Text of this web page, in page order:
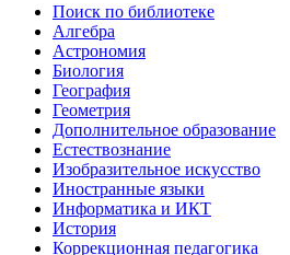
Поиск по библиотеке
Алгебра
Астрономия
Биология
География
Геометрия
Дополнительное образование
Естествознание
Изобразительное искусство
Иностранные языки
Информатика и ИКТ
История
Коррекционная педагогика